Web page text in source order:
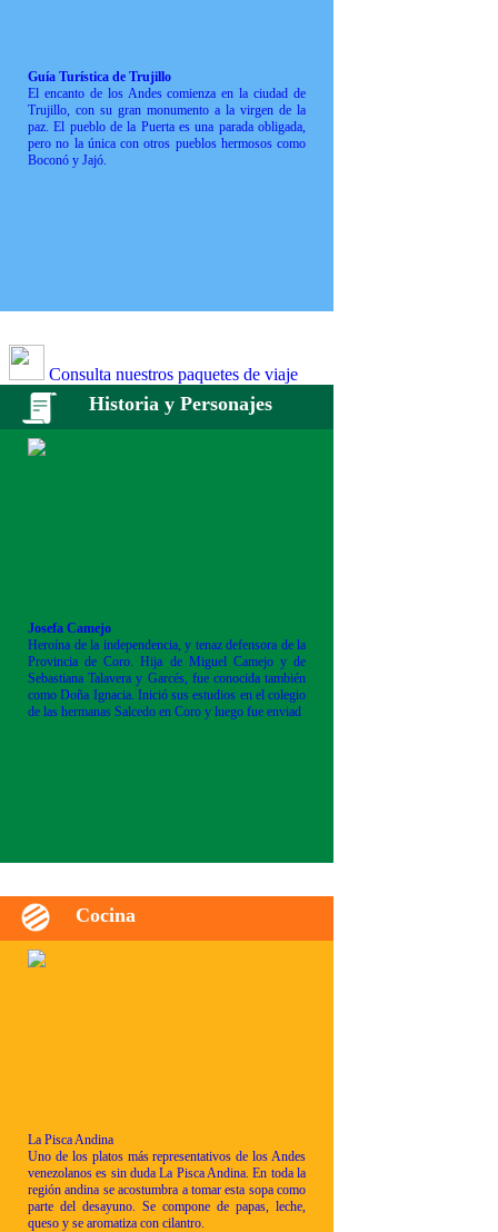
Guía Turística de Trujillo
El encanto de los Andes comienza en la ciudad de
Trujillo, con su gran monumento a la virgen de la
paz. El pueblo de la Puerta es una parada obligada,
pero no la única con otros pueblos hermosos como
Boconó y Jajó.
Consulta nuestros paquetes de viaje
Historia y Personajes
Josefa Camejo
Heroína de la independencia, y tenaz defensora de la
Provincia de Coro. Hija de Miguel Camejo y de
Sebastiana Talavera y Garcés, fue conocida también
como Doña Ignacia. Inició sus estudios en el colegio
de las hermanas Salcedo en Coro y luego fue enviad
Cocina
La Pisca Andina
Uno de los platos más representativos de los Andes
venezolanos es sin duda La Pisca Andina. En toda la
región andina se acostumbra a tomar esta sopa como
parte del desayuno. Se compone de papas, leche,
queso y se aromatiza con cilantro.